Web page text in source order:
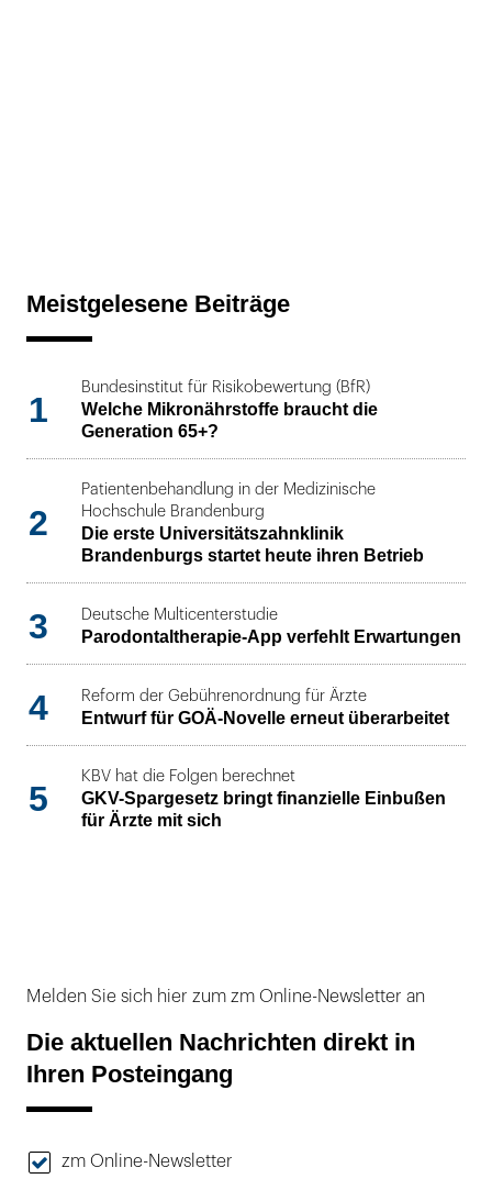
Meistgelesene Beiträge
1
Bundesinstitut für Risikobewertung (BfR)
Welche Mikronährstoffe braucht die
Generation 65+?
2
Patientenbehandlung in der Medizinische
Hochschule Brandenburg
Die erste Universitätszahnklinik
Brandenburgs startet heute ihren Betrieb
3 Deutsche Multicenterstudie
Parodontaltherapie-App verfehlt Erwartungen
4 Reform der Gebührenordnung für Ärzte
Entwurf für GOÄ-Novelle erneut überarbeitet
5
KBV hat die Folgen berechnet
GKV-Spargesetz bringt finanzielle Einbußen
für Ärzte mit sich
Melden Sie sich hier zum zm Online-Newsletter an
Die aktuellen Nachrichten direkt in
Ihren Posteingang
zm Online-Newsletter